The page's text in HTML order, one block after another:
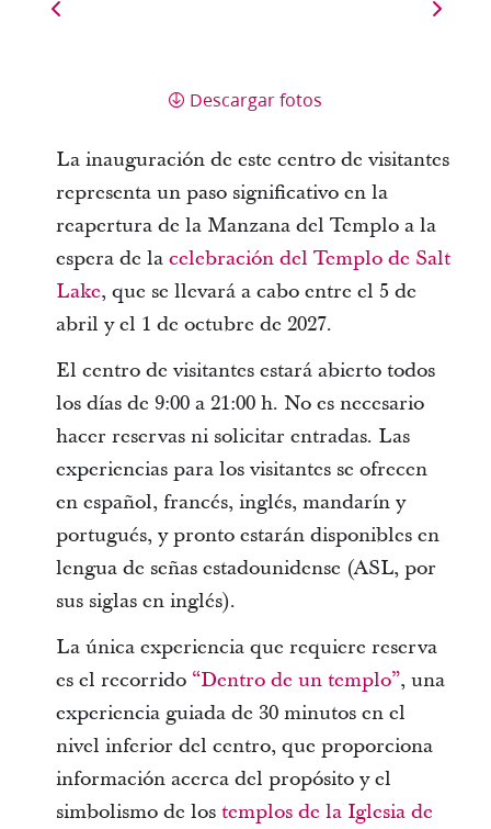
Descargar fotos
La inauguración de este centro de visitantes
representa un paso significativo en la
reapertura de la Manzana del Templo a la
espera de la celebración del Templo de Salt
Lake, que se llevará a cabo entre el 5 de
abril y el 1 de octubre de 2027.
El centro de visitantes estará abierto todos
los días de 9:00 a 21:00 h. No es necesario
hacer reservas ni solicitar entradas. Las
experiencias para los visitantes se ofrecen
en español, francés, inglés, mandarín y
portugués, y pronto estarán disponibles en
lengua de señas estadounidense (ASL, por
sus siglas en inglés).
La única experiencia que requiere reserva
es el recorrido “Dentro de un templo”, una
experiencia guiada de 30 minutos en el
nivel inferior del centro, que proporciona
información acerca del propósito y el
simbolismo de los templos de la Iglesia de